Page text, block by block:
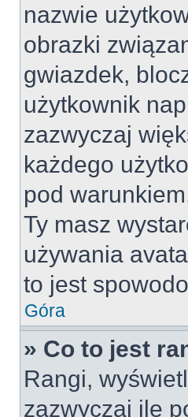
nazwie
obrazki
gwiazdek,
użytkownik
zazwyczaj
każdego
pod
Ty masz
używania
to jest
Góra
» Co to jest
Rangi,
zazwyczaj ile